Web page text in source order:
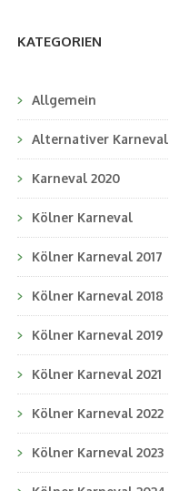
KATEGORIEN
Allgemein
Alternativer Karneval
Karneval 2020
Kölner Karneval
Kölner Karneval 2017
Kölner Karneval 2018
Kölner Karneval 2019
Kölner Karneval 2021
Kölner Karneval 2022
Kölner Karneval 2023